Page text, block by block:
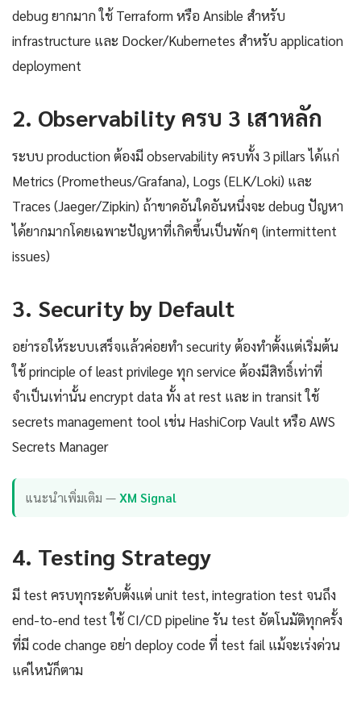
debug ยากมาก ใช้ Terraform หรือ Ansible สำหรับ
infrastructure และ Docker/Kubernetes สำหรับ application
deployment
2. Observability ครบ 3 เสาหลัก
ระบบ production ต้องมี observability ครบทั้ง 3 pillars ได้แก่
Metrics (Prometheus/Grafana), Logs (ELK/Loki) และ
Traces (Jaeger/Zipkin) ถ้าขาดอันใดอันหนึ่งจะ debug ปัญหา
ได้ยากมากโดยเฉพาะปัญหาที่เกิดขึ้นเป็นพักๆ (intermittent
issues)
3. Security by Default
อย่ารอให้ระบบเสร็จแล้วค่อยทำ security ต้องทำตั้งแต่เริ่มต้น
ใช้ principle of least privilege ทุก service ต้องมีสิทธิ์เท่าที่
จำเป็นเท่านั้น encrypt data ทั้ง at rest และ in transit ใช้
secrets management tool เช่น HashiCorp Vault หรือ AWS
Secrets Manager
แนะนำเพิ่มเติม —XM Signal
4. Testing Strategy
มี test ครบทุกระดับตั้งแต่ unit test, integration test จนถึง
end-to-end test ใช้ CI/CD pipeline รัน test อัตโนมัติทุกครั้ง
ที่มี code change อย่า deploy code ที่ test fail แม้จะเร่งด่วน
แค่ไหนัก็ตาม